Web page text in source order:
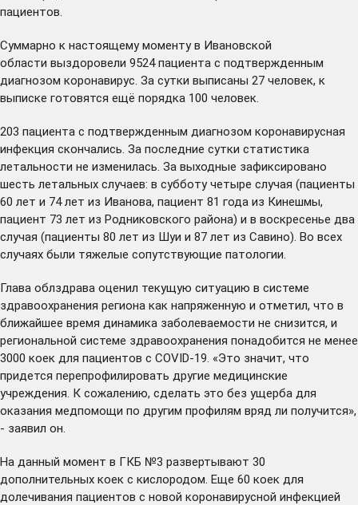
пациентов.
Суммарно к настоящему моменту в Ивановской
области выздоровели 9524 пациента с подтвержденным
диагнозом коронавирус. За сутки выписаны 27 человек, к
выписке готовятся ещё порядка 100 человек.
203 пациента с подтвержденным диагнозом коронавирусная
инфекция скончались. За последние сутки статистика
летальности не изменилась. За выходные зафиксировано
шесть летальных случаев: в субботу четыре случая (пациенты
60 лет и 74 лет из Иванова, пациент 81 года из Кинешмы,
пациент 73 лет из Родниковского района) и в воскресенье два
случая (пациенты 80 лет из Шуи и 87 лет из Савино). Во всех
случаях были тяжелые сопутствующие патологии.
Глава облздрава оценил текущую ситуацию в системе
здравоохранения региона как напряженную и отметил, что в
ближайшее время динамика заболеваемости не снизится, и
региональной системе здравоохранения понадобится не менее
3000 коек для пациентов с COVID-19. «Это значит, что
придется перепрофилировать другие медицинские
учреждения. К сожалению, сделать это без ущерба для
оказания медпомощи по другим профилям вряд ли получится»,
- заявил он.
На данный момент в ГКБ №3 развертывают 30
дополнительных коек с кислородом. Еще 60 коек для
долечивания пациентов с новой коронавирусной инфекцией